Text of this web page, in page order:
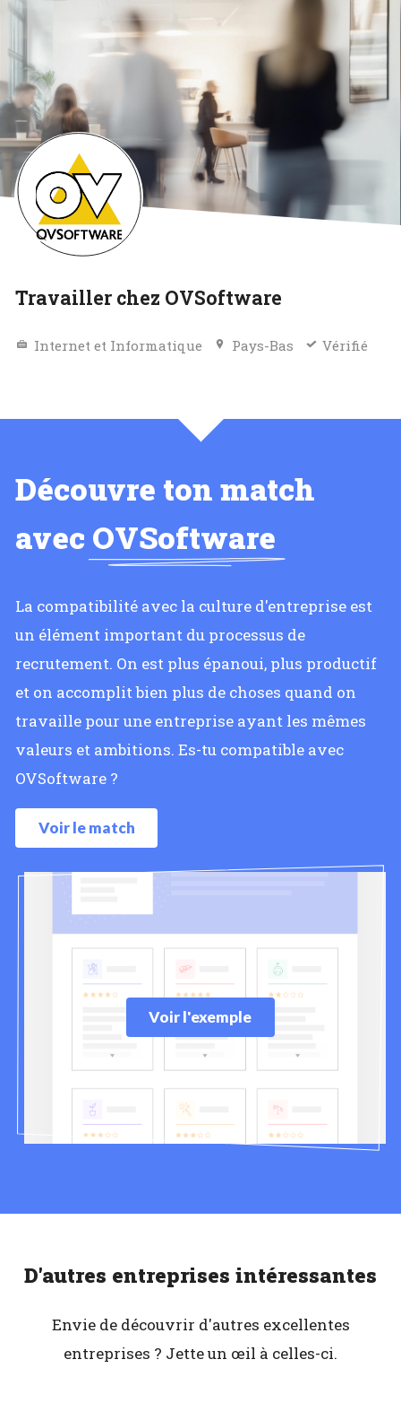
Travailler chez OVSoftware
Internet et Informatique Pays-Bas Vérifié
Découvre ton match
avec OVSoftware
La compatibilité avec la culture d'entreprise est
un élément important du processus de
recrutement. On est plus épanoui, plus productif
et on accomplit bien plus de choses quand on
travaille pour une entreprise ayant les mêmes
valeurs et ambitions. Es-tu compatible avec
OVSoftware ?
Voir le match
Voir l'exemple
D'autres entreprises intéressantes
Envie de découvrir d'autres excellentes
entreprises ? Jette un œil à celles-ci.